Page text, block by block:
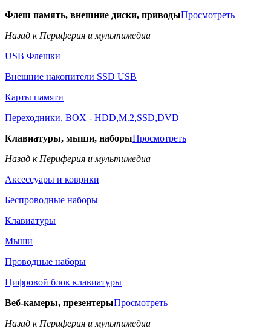
Флеш память, внешние диски, приводыПросмотреть
Назад к Периферия и мультимедиа
USB Флешки
Внешние накопители SSD USB
Карты памяти
Переходники, BOX - HDD,M.2,SSD,DVD
Клавиатуры, мыши, наборыПросмотреть
Назад к Периферия и мультимедиа
Аксессуары и коврики
Беспроводные наборы
Клавиатуры
Мыши
Проводные наборы
Цифровой блок клавиатуры
Веб-камеры, презентерыПросмотреть
Назад к Периферия и мультимедиа